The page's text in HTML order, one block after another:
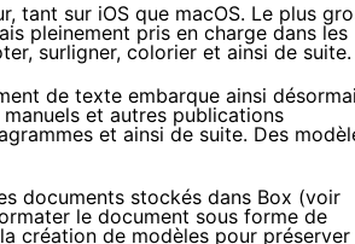
tant sur iOS que macOS. Le plus
pleinement pris en charge dans les
surligner, colorier et ainsi de suite.
de texte embarque ainsi
et autres publications
et ainsi de suite. Des
documents stockés dans Box (voir
le document sous forme de
création de modèles pour préserver